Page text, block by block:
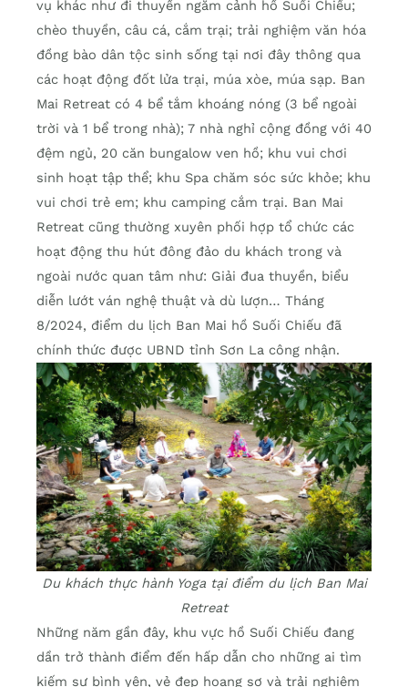
vụ khác như đi thuyền ngắm cảnh hồ Suối Chiếu;
chèo thuyền, câu cá, cắm trại; trải nghiệm văn hóa
đồng bào dân tộc sinh sống tại nơi đây thông qua
các hoạt động đốt lửa trại, múa xòe, múa sạp. Ban
Mai Retreat có 4 bể tắm khoáng nóng (3 bể ngoài
trời và 1 bể trong nhà); 7 nhà nghỉ cộng đồng với 40
đệm ngủ, 20 căn bungalow ven hồ; khu vui chơi
sinh hoạt tập thể; khu Spa chăm sóc sức khỏe; khu
vui chơi trẻ em; khu camping cắm trại. Ban Mai
Retreat cũng thường xuyên phối hợp tổ chức các
hoạt động thu hút đông đảo du khách trong và
ngoài nước quan tâm như: Giải đua thuyền, biểu
diễn lướt ván nghệ thuật và dù lượn… Tháng
8/2024, điểm du lịch Ban Mai hồ Suối Chiếu đã
chính thức được UBND tỉnh Sơn La công nhận.
Du khách thực hành Yoga tại điểm du lịch Ban Mai
Retreat
Những năm gần đây, khu vực hồ Suối Chiếu đang
dần trở thành điểm đến hấp dẫn cho những ai tìm
kiếm sự bình yên, vẻ đẹp hoang sơ và trải nghiệm